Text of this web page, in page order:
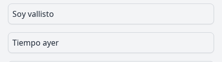
Soy vallisto
Tiempo ayer